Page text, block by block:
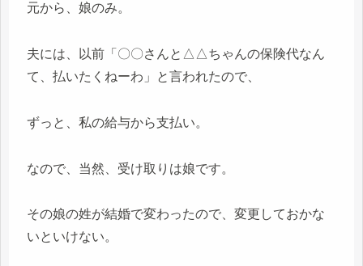
元から、娘のみ。
夫には、以前「〇〇さんと△△ちゃんの保険代なん
て、払いたくねーわ」と言われたので、
ずっと、私の給与から支払い。
なので、当然、受け取りは娘です。
その娘の姓が結婚で変わったので、変更しておかな
いといけない。